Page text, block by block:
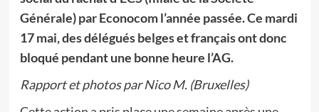
Générale) par Econocom l’année passée. Ce mardi
17 mai, des délégués belges et français ont donc
bloqué pendant une bonne heure l’AG.
Rapport et photos par Nico M. (Bruxelles)